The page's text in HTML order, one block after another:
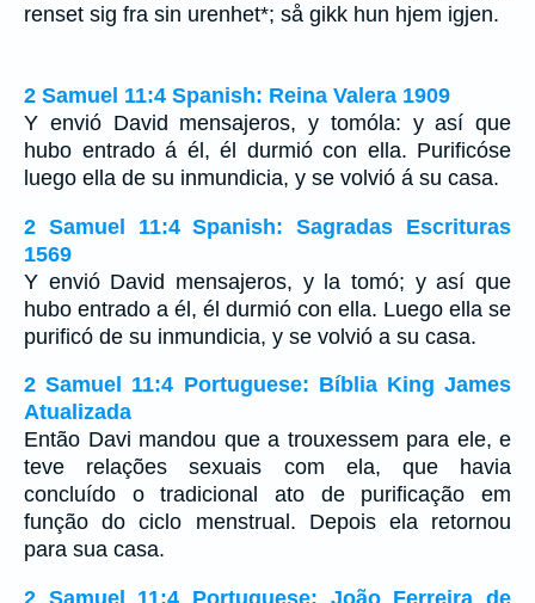
renset sig fra sin urenhet*; så gikk hun hjem igjen.
2 Samuel 11:4 Spanish: Reina Valera 1909
Y envió David mensajeros, y tomóla: y así que
hubo entrado á él, él durmió con ella. Purificóse
luego ella de su inmundicia, y se volvió á su casa.
2 Samuel 11:4 Spanish: Sagradas Escrituras
1569
Y envió David mensajeros, y la tomó; y así que
hubo entrado a él, él durmió con ella. Luego ella se
purificó de su inmundicia, y se volvió a su casa.
2 Samuel 11:4 Portuguese: Bíblia King James
Atualizada
Então Davi mandou que a trouxessem para ele, e
teve relações sexuais com ela, que havia
concluído o tradicional ato de purificação em
função do ciclo menstrual. Depois ela retornou
para sua casa.
2 Samuel 11:4 Portuguese: João Ferreira de